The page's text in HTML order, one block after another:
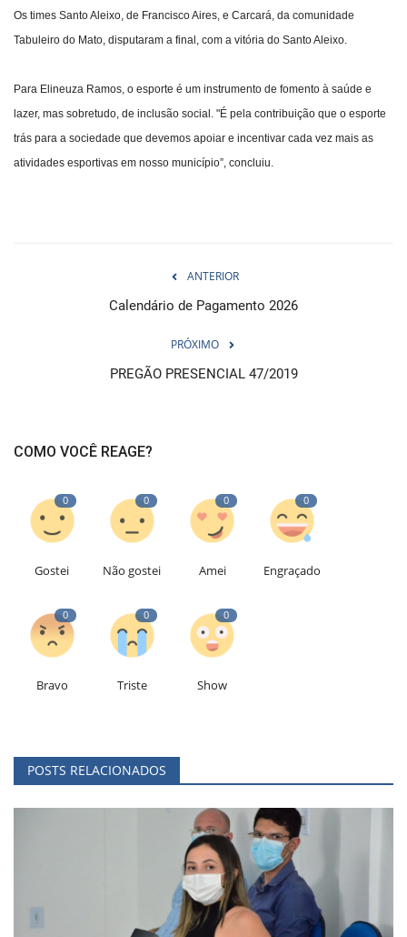
Os times Santo Aleixo, de Francisco Aires, e Carcará, da comunidade
Tabuleiro do Mato, disputaram a final, com a vitória do Santo Aleixo.
Para Elineuza Ramos, o esporte é um instrumento de fomento à saúde e
lazer, mas sobretudo, de inclusão social. "É pela contribuição que o esporte
trás para a sociedade que devemos apoiar e incentivar cada vez mais as
atividades esportivas em nosso município”, concluiu.
ANTERIOR
Calendário de Pagamento 2026
PRÓXIMO
PREGÃO PRESENCIAL 47/2019
COMO VOCÊ REAGE?
0
Gostei
0
Não gostei
0
Amei
0
Engraçado
0
Bravo
0
Triste
0
Show
POSTS RELACIONADOS